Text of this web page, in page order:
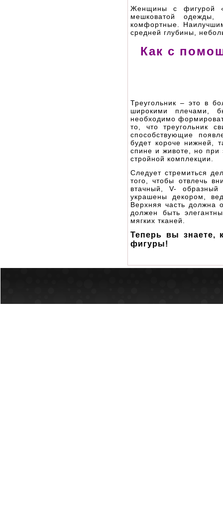
Женщины с фигурой
мешковатой
комфортные.
средней глубины,
Как с
Треугольник – это в
широкими плечами,
необходимо
то, что треугольник
способствующие
будет короче нижней,
спине и животе, но при
стройной комплекции.
Следует стремиться
того, чтобы отвлечь
втачный, V-
украшены декором,
Верхняя часть должна
должен быть
мягких тканей.
Теперь вы знаете,
фигуры!